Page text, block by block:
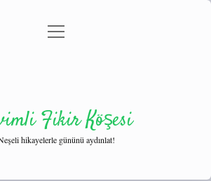
Gizlilik Politikası
menüyü
Fikir Köşesi
hikayelerle gününü aydınlat!